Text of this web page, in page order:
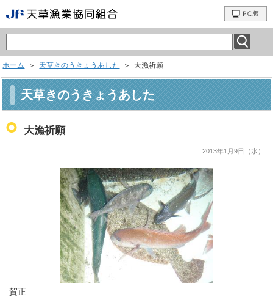
ホーム ＞ 天草きのうきょうあした ＞ 大漁祈願
天草きのうきょうあした
大漁祈願
2013年1月9日（水）
賀正